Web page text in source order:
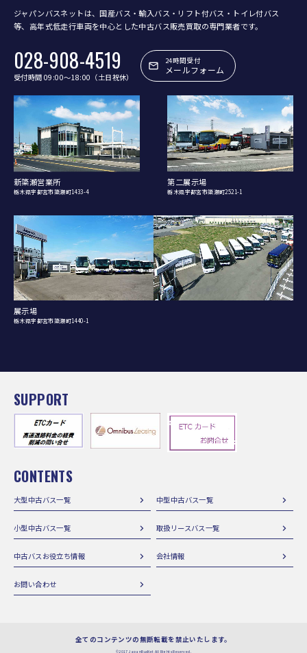
ジャパンバスネットは、国産バス・輸入バス・リフト付バス・トイレ付バス
等、 高年式低走行車両を中心とした中古バス販売買取の専門業者です。
028-908-4519
受付時間 09:00〜18:00（土日祝休）
24時間受付
メールフォーム
新簗瀬営業所
栃木県宇都宮市簗瀬町1433-4
第二展示場
栃木県宇都宮市簗瀬町2521-1
展示場
栃木県宇都宮市簗瀬町1440-1
SUPPORT
CONTENTS
大型中古バス一覧 中型中古バス一覧
小型中古バス一覧 取扱リースバス一覧
中古バスお役立ち情報 会社情報
お問い合わせ
全てのコンテンツの無断転載を禁止いたします。
©2017 JapanBusNet All Rights Reserved.